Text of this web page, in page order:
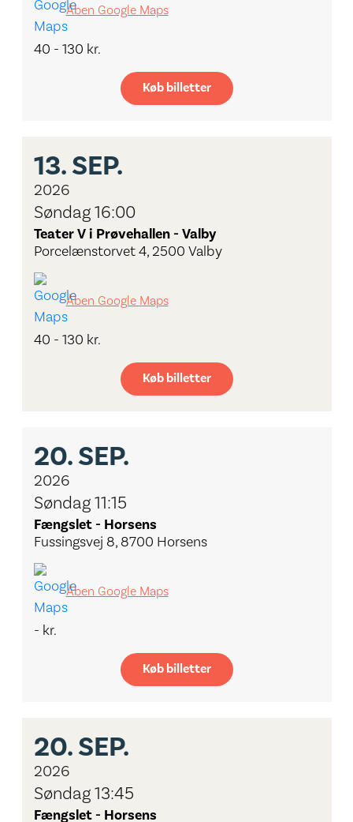
Åben Google Maps
40 - 130 kr.
Køb billetter
13.SEP.
2026
Søndag 16:00
Teater V i Prøvehallen - Valby
Porcelænstorvet 4, 2500 Valby
Åben Google Maps
40 - 130 kr.
Køb billetter
20.SEP.
2026
Søndag 11:15
Fængslet - Horsens
Fussingsvej 8, 8700 Horsens
Åben Google Maps
- kr.
Køb billetter
20.SEP.
2026
Søndag 13:45
Fængslet - Horsens